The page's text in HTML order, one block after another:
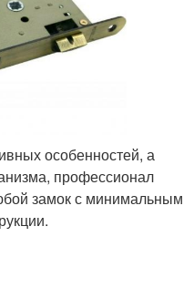
особенностей, а
профессионал
замок с минимальным